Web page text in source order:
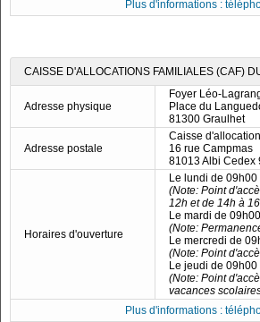
Plus d'informations :
CAISSE D'ALLOCATIONS FAMILIALES (CAF)
Adresse physique
Foyer Léo-
Place du
81300 Graulhet
Adresse postale
Caisse
16 rue Campmas
81013 Albi Cedex
Horaires d'ouverture
Le lundi de
(Note: Point
12h et de 14h à
Le mardi de
(Note:
Le mercredi de
(Note: Point
Le jeudi de
(Note: Point
vacances
Plus d'informations :